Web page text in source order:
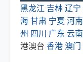
黑龙江 吉林辽宁
海甘肃 宁夏 河南
州 四川 广东 云南
港澳台 香港澳门